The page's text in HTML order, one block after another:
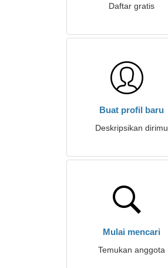
Daftar gratis
Buat profil baru
Deskripsikan dirimu
Mulai mencari
Temukan anggota